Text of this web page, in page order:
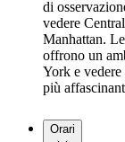
di
vedere
Manhattan.
offrono un
York e
più
Orari